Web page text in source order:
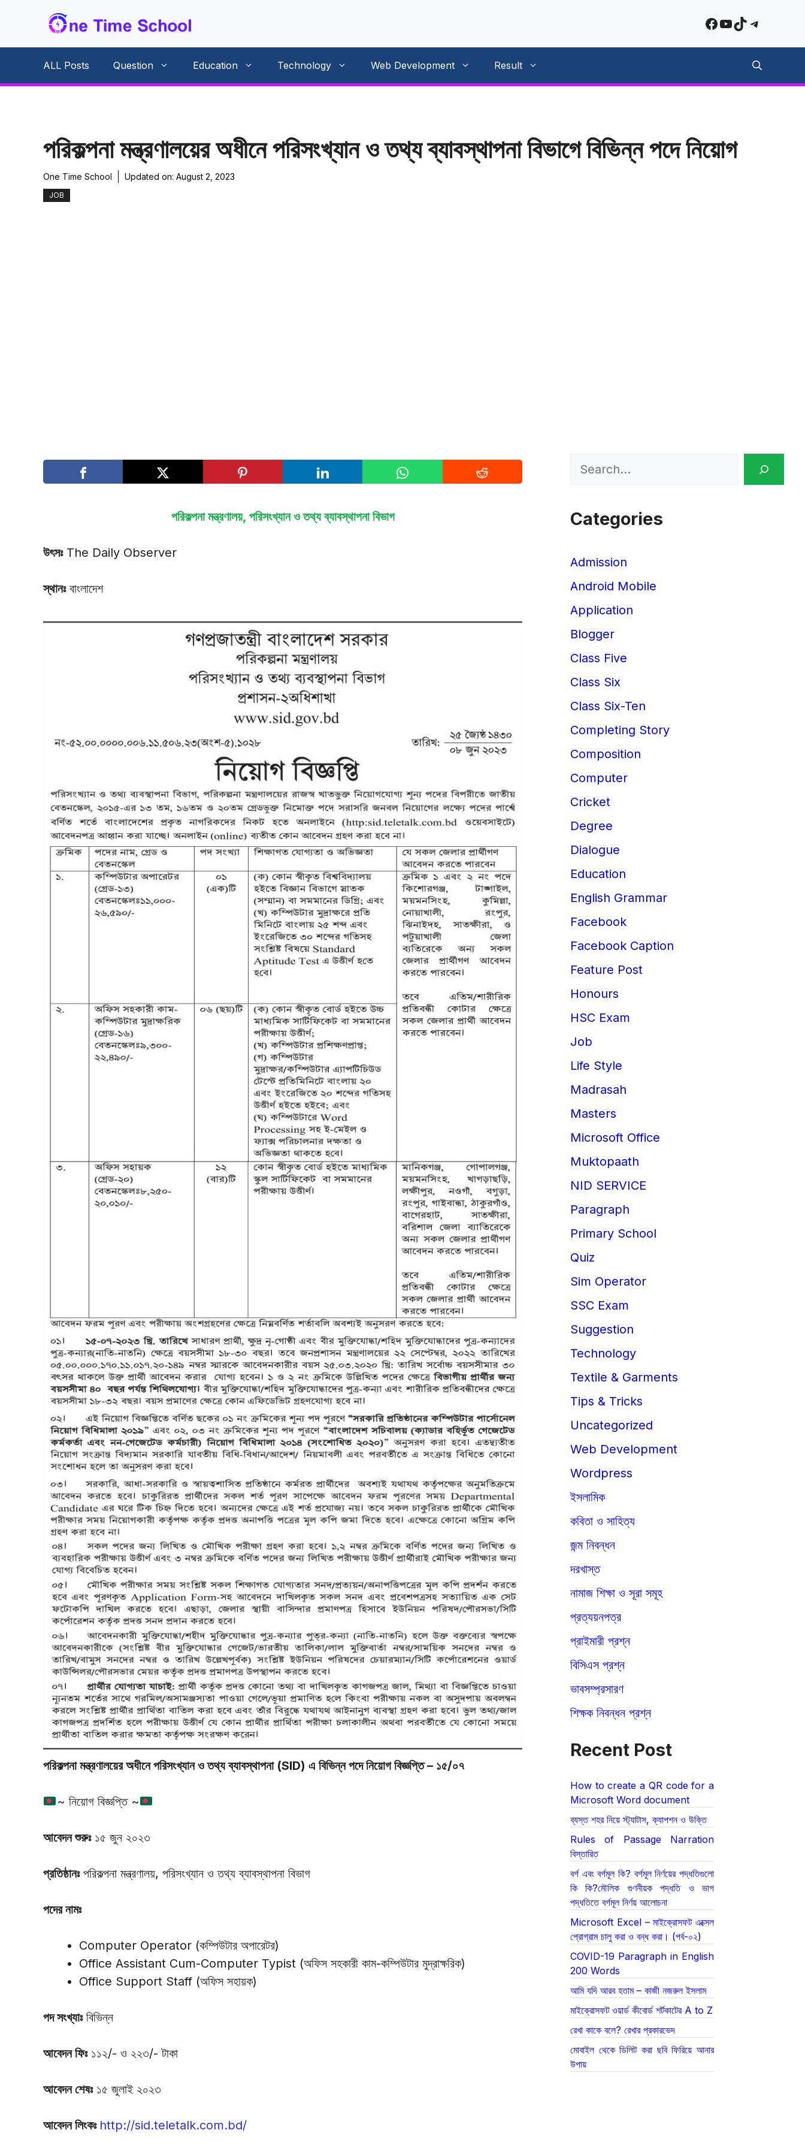
content
Facebook
YouTube
TikTok
ALL Posts Question Education Technology Web Development Result
পরিকল্পনা মন্ত্রণালয়ের অধীনে পরিসংখ্যান ও তথ্য ব্যাবস্থাপনা বিভাগে বিভিন্ন পদে নিয়োগ
One Time School Updated on: August 2, 2023
JOB
পরিকল্পনা মন্ত্রণালয়, পরিসংখ্যান ও তথ্য ব্যাবস্থাপনা বিভাগ
উৎসঃThe Daily Observer
স্থানঃবাংলাদেশ
পরিকল্পনা মন্ত্রণালয়ের অধীনে পরিসংখ্যান ও তথ্য ব্যাবস্থাপনা (SID) এ বিভিন্ন পদে নিয়োগবিজ্ঞপ্তি– ১৫/০৭
~ নিয়োগ বিজ্ঞপ্তি ~
আবেদন শুরুঃ১৫ জুন ২০২৩
প্রতিষ্ঠানঃপরিকল্পনা মন্ত্রণালয়, পরিসংখ্যান ও তথ্য ব্যাবস্থাপনা বিভাগ
পদের নামঃ
Computer Operator (কম্পিউটার অপারেটর)
Office Assistant Cum-Computer Typist (অফিস সহকারী কাম-কম্পিউটার মুদ্রাক্ষরিক)
Office Support Staff (অফিস সহায়ক)
পদ সংখ্যাঃবিভিন্ন
আবেদন ফিঃ১১২/- ও ২২৩/- টাকা
আবেদন শেষঃ১৫ জুলাই ২০২৩
আবেদন লিংকঃ http://sid.teletalk.com.bd/
Search
Categories
Admission
Android Mobile
Application
Blogger
Class Five
Class Six
Class Six-Ten
Completing Story
Composition
Computer
Cricket
Degree
Dialogue
Education
English Grammar
Facebook
Facebook Caption
Feature Post
Honours
HSC Exam
Job
Life Style
Madrasah
Masters
Microsoft Office
Muktopaath
NID SERVICE
Paragraph
Primary School
Quiz
Sim Operator
SSC Exam
Suggestion
Technology
Textile & Garments
Tips & Tricks
Uncategorized
Web Development
Wordpress
ইসলামিক
কবিতা ও সাহিত্য
জন্ম নিবন্ধন
দরখাস্ত
নামাজ শিক্ষা ও সূরা সমূহ
প্রত্যয়নপত্র
প্রাইমারী প্রশ্ন
বিসিএস প্রশ্ন
ভাবসম্প্রসারণ
শিক্ষক নিবন্ধন প্রশ্ন
Recent Post
How to create a QR code for a
Microsoft Word document
ব্যস্ত শহর নিয়ে স্ট্যাটাস, ক্যাপশন ও উক্তি
Rules of Passage Narration
বিস্তারিত
বর্গ এবং বর্গমূল কি? বর্গমূল নির্ণয়ের পদ্ধতিগুলো
কি কি?মৌলিক গুণনীয়ক পদ্ধতি ও ভাগ
পদ্ধতিতে বর্গমূল নির্ণয় আলোচনা
Microsoft Excel – মাইক্রোসফট এক্সেল
প্রোগ্রাম চালু করা ও বন্ধ করা। (পর্ব-০২)
COVID-19 Paragraph in English
200 Words
আমি যদি আরব হতাম – কাজী নজরুল ইসলাম
মাইক্রোসফট ওয়ার্ড কীবোর্ড শর্টকাটের A to Z
রেখা কাকে বলে? রেখার প্রকারভেদ
মোবাইল থেকে ডিলিট করা ছবি ফিরিয়ে আনার
উপায়